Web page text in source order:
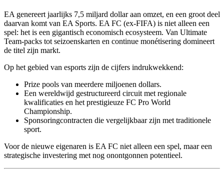
EA genereert jaarlijks 7,5 miljard dollar aan omzet, en een groot deel
daarvan komt van EA Sports. EA FC (ex-FIFA) is niet alleen een
spel: het is een gigantisch economisch ecosysteem. Van Ultimate
Team-packs tot seizoenskarten en continue monétisering domineert
de titel zijn markt.
Op het gebied van esports zijn de cijfers indrukwekkend:
Prize pools van meerdere miljoenen dollars.
Een wereldwijd gestructureerd circuit met regionale
kwalificaties en het prestigieuze FC Pro World
Championship.
Sponsoringcontracten die vergelijkbaar zijn met traditionele
sport.
Voor de nieuwe eigenaren is EA FC niet alleen een spel, maar een
strategische investering met nog onontgonnen potentieel.